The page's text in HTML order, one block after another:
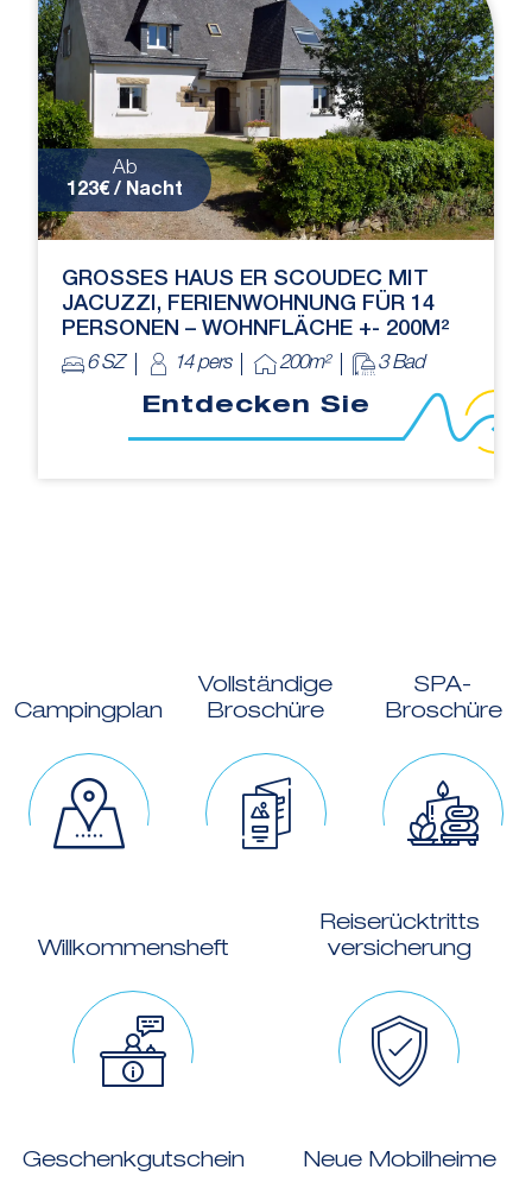
Ab
123€ / Nacht
GROSSES HAUS ER SCOUDEC MIT J
ACUZZI, FERIENWOHNUNG FÜR 14 P
ERSONEN – WOHNFLÄCHE +- 200M²
6 SZ 14 pers 200m² 3 Bad
Entdecken Sie
Campingplan
Vollständige
Broschüre
SPA-
Broschüre
Willkommensheft
Reiserücktritts
versicherung
Geschenkgutschein Neue Mobilheime